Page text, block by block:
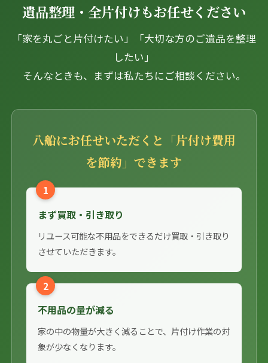
遺品整理・全片付けもお任せください
「家を丸ごと片付けたい」「大切な方のご遺品を整理
したい」
そんなときも、まずは私たちにご相談ください。
八船にお任せいただくと「片付け費用
を節約」できます
1
まず買取・引き取り
リユース可能な不用品をできるだけ買取・引き取り
させていただきます。
2
不用品の量が減る
家の中の物量が大きく減ることで、片付け作業の対
象が少なくなります。